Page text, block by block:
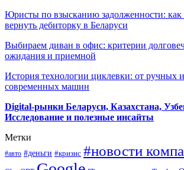
Юристы по взысканию задолженности: как
вернуть дебиторку в Беларуси
Выбираем диван в офис: критерии
ожидания и приемной
История технологии циклевки: от ручных
современных машин
Digital-рынки Беларуси, Казахстана,
Исследование и полезные инсайты
Метки
#авто #деньги #кризис #новости